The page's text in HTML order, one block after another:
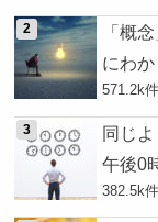
「概
にわ
571.2k
同じ
午後0
382.5k